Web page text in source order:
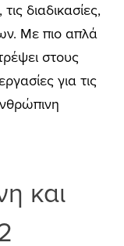
διαδικασίες,
Με πιο απλά
στους
για τις
και